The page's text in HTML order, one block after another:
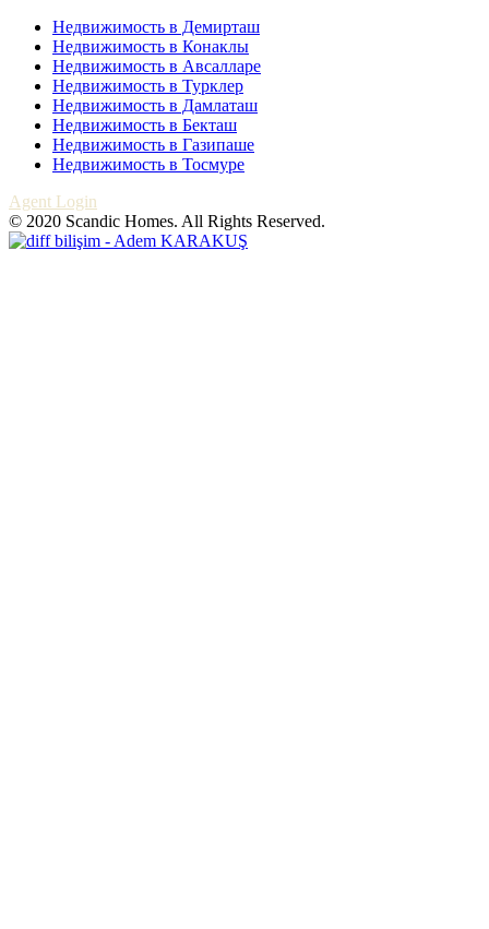
Недвижимость в Демирташ
Недвижимость в Конаклы
Недвижимость в Авсалларе
Недвижимость в Турклер
Недвижимость в Дамлаташ
Недвижимость в Бекташ
Недвижимость в Газипаше
Недвижимость в Тосмуре
Agent Login
© 2020 Scandic Homes. All Rights Reserved.